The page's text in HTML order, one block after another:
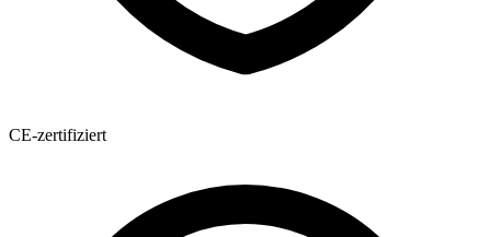
CE-zertifiziert